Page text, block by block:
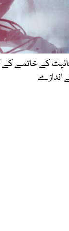
کے خاتمے
اندازے